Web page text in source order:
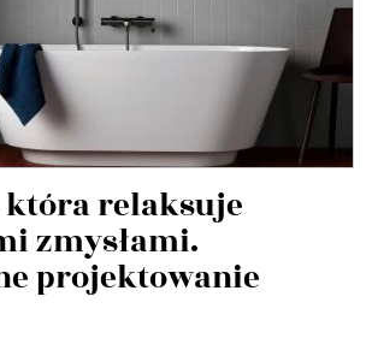
relaksuje
zmysłami.
projektowanie